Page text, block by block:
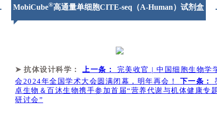
MobiCube®高通量单细胞CITE-seq（A-Human）试剂盒
➤ 抗体设计科学： 上一条：
完美收官 | 中国细胞生物学
会2024年全国学术大会圆满闭幕，明年再会！ 下一条：
卓生物＆百沐生物携手参加首届“营养代谢与机体健康专
研讨会”